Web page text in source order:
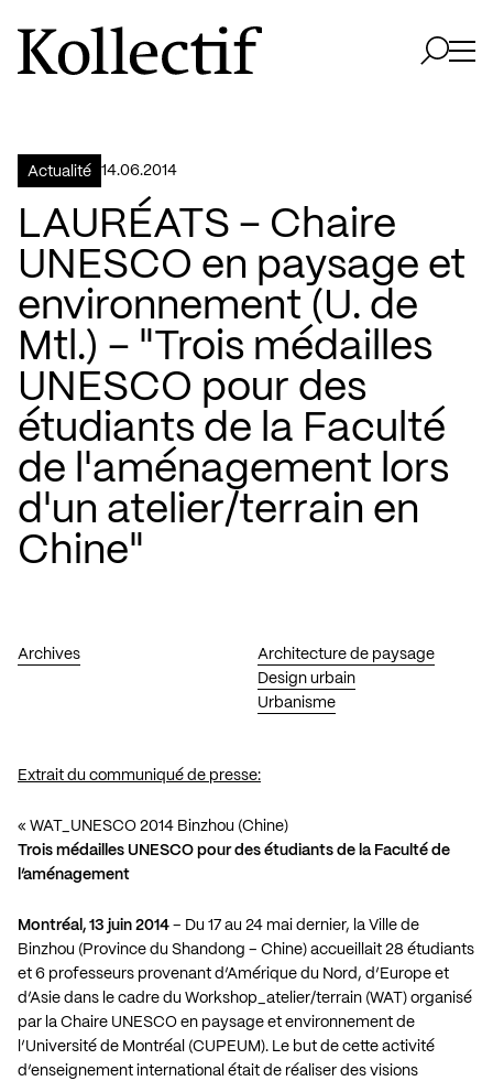
Aller à la page d'accueil
Logo Kollectif
Actualité 14.06.2014
LAURÉATS – Chaire
UNESCO en paysage et
environnement (U. de
Mtl.) – "Trois médailles
UNESCO pour des
étudiants de la Faculté
de l'aménagement lors
d'un atelier/terrain en
Chine"
Archives
Architecture de paysage
Design urbain
Urbanisme
Extrait du communiqué de presse:
« WAT_UNESCO 2014 Binzhou (Chine)
Trois médailles UNESCO pour des étudiants de la Faculté de
l’aménagement
Montréal, 13 juin 2014 – Du 17 au 24 mai dernier, la Ville de
Binzhou (Province du Shandong – Chine) accueillait 28 étudiants
et 6 professeurs provenant d’Amérique du Nord, d’Europe et
d’Asie dans le cadre du Workshop_atelier/terrain (WAT) organisé
par la Chaire UNESCO en paysage et environnement de
l’Université de Montréal (CUPEUM). Le but de cette activité
d’enseignement international était de réaliser des visions